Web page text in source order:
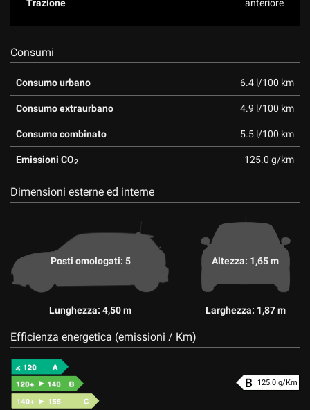
Trazione anteriore
Consumi
Consumo urbano 6.4 l/100 km
Consumo extraurbano 4.9 l/100 km
Consumo combinato 5.5 l/100 km
Emissioni CO2 125.0 g/km
Dimensioni esterne ed interne
Posti omologati: 5
Lunghezza: 4,50 m
Altezza: 1,65 m
Larghezza: 1,87 m
Efficienza energetica (emissioni / Km)
125.0 g/Km